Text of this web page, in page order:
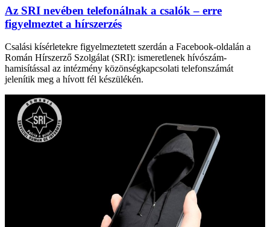
Az SRI nevében telefonálnak a csalók – erre
figyelmeztet a hírszerzés
Csalási kísérletekre figyelmeztetett szerdán a Facebook-oldalán a
Román Hírszerző Szolgálat (SRI): ismeretlenek hívószám-
hamisítással az intézmény közönségkapcsolati telefonszámát
jelenítik meg a hívott fél készülékén.